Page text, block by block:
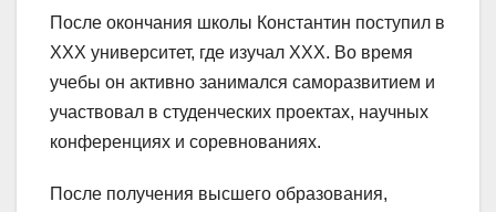
После окончания школы Константин поступил в
XXX университет, где изучал XXX. Во время
учебы он активно занимался саморазвитием и
участвовал в студенческих проектах, научных
конференциях и соревнованиях.
После получения высшего образования,